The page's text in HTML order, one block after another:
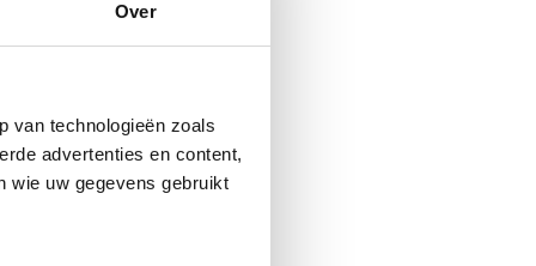
Over
van technologieën zoals
advertenties en content,
wie uw gegevens gebruikt